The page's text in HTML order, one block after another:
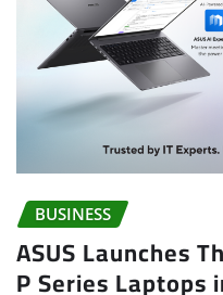
BUSINESS
ASUS Launches
P Series Laptops